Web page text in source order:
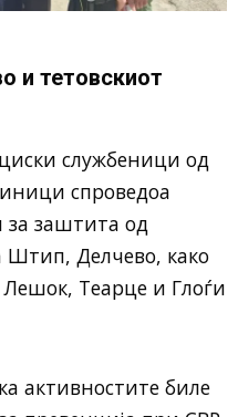
и тетовскиот
службеници од
спроведоа
за заштита од
Штип, Делчево, како
Теарце и Глоѓи
активностите биле